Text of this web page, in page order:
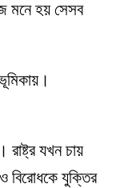
মনে হয় সেসব
রাষ্ট্র যখন চায়
বিরোধকে যুক্তির